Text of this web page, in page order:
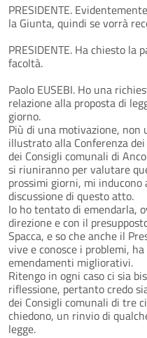
PRESIDENTE.
la Giunta, quindi se vorrà
PRESIDENTE. Ha chiesto la
facoltà.
Paolo EUSEBI. Ho una
relazione alla proposta di
giorno.
Più di una motivazione,
illustrato alla Conferenza
dei Consigli comunali di
si riuniranno per valutare
prossimi giorni, mi
discussione di questo atto.
Io ho tentato di emendarla,
direzione e con il
Spacca, e so che anche il
vive e conosce i problemi,
emendamenti migliorativi.
Ritengo in ogni caso ci sia
riflessione, pertanto credo
dei Consigli comunali di tre
chiedono, un rinvio di
legge.